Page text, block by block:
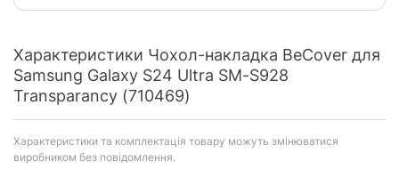
Характеристики Чохол-накладка BeCover для
Samsung Galaxy S24 Ultra SM-S928
Transparancy (710469)
Характеристики та комплектація товару можуть змінюватися
виробником без повідомлення.